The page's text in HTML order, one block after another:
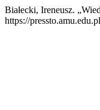
Białecki, Ireneusz.
https://